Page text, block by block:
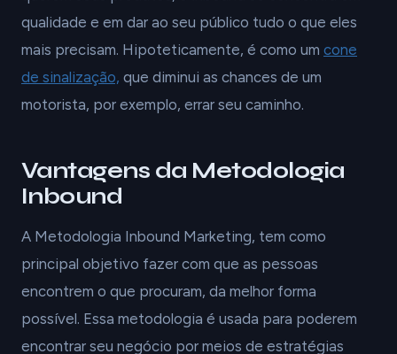
qualidade e em dar ao seu público tudo o que eles
mais precisam. Hipoteticamente, é como um cone
de sinalização, que diminui as chances de um
motorista, por exemplo, errar seu caminho.
Vantagens da Metodologia
Inbound
A Metodologia Inbound Marketing, tem como
principal objetivo fazer com que as pessoas
encontrem o que procuram, da melhor forma
possível. Essa metodologia é usada para poderem
encontrar seu negócio por meios de estratégias